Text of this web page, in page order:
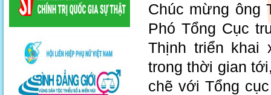
Chúc mừng ông
Phó Tổng Cục
Thịnh triển khai
trong thời gian
chẽ với Tổng